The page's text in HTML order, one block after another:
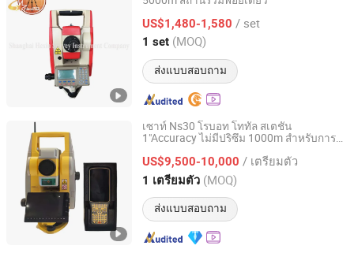
US$1,480-1,580 / set
1 set (MOQ)
ส่งแบบสอบถาม
Shanghai Hexin Survey Instrument Co., Ltd.
Shanghai, China อัตราจาก 2020
เซาท์ Ns30 โรบอท โททัล สเตชัน
1"Accuracy ไม่มีปริซึม 1000m สำหรับการ
US$9,500-10,000 / เตรียมตัว
1 เตรียมตัว (MOQ)
ส่งแบบสอบถาม
Jiangsu Bangjie Trading Co., Ltd.
Jiangsu, China อัตราจาก 2023